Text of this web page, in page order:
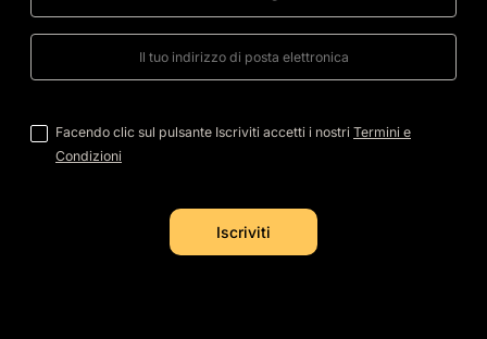
Facendo clic sul pulsante Iscriviti accetti i nostri Termini e
Condizioni